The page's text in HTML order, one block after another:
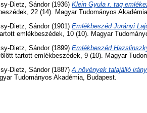
Dietz, Sándor(1936) Klein Gyula r. tag
22 (14). Magyar Tudományos
Dietz, Sándor(1901) Emlékbeszéd Jurányi
emlékbeszédek, 10 (10). Magyar
Dietz, Sándor(1899) Emlékbeszéd
tartott emlékbeszédek, 9 (10). Magyar
Dietz, Sándor(1887) A növények talajálló
Tudományos Akadémia, Budapest.